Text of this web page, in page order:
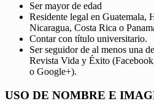
Ser mayor de edad
Residente legal en Guatemala,
Nicaragua, Costa Rica o
Contar con título universitario.
Ser seguidor de al menos una
Revista Vida y Éxito
o Google+).
USO DE NOMBRE E